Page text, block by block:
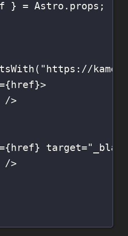
} = Astro.props;
( " https://
{href}>
/>
{href} target="
_blank
/>